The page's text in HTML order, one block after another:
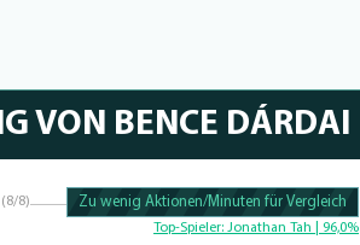
VON BENCE DÁRDAI
(8/8)
100.39682539683% Complete
Zu wenig Aktionen/Minuten für Vergleich
Top-Spieler: Jonathan Tah | 96,0%